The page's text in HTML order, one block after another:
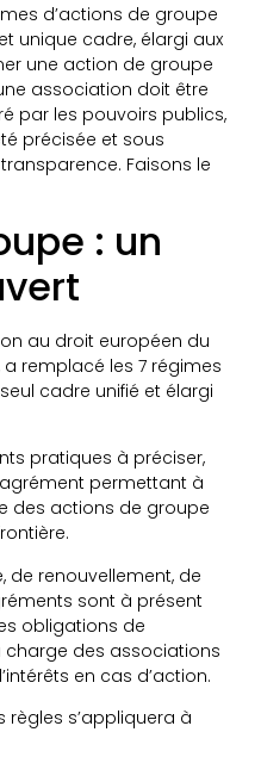
d’actions de groupe
unique cadre, élargi aux
une action de groupe
association doit être
par les pouvoirs publics,
précisée et sous
Faisons le
: un
au droit européen du
a remplacé les 7 régimes
cadre unifié et élargi
pratiques à préciser,
permettant à
des actions de groupe
de renouvellement, de
sont à présent
obligations de
des associations
en cas d’action.
règles s’appliquera à